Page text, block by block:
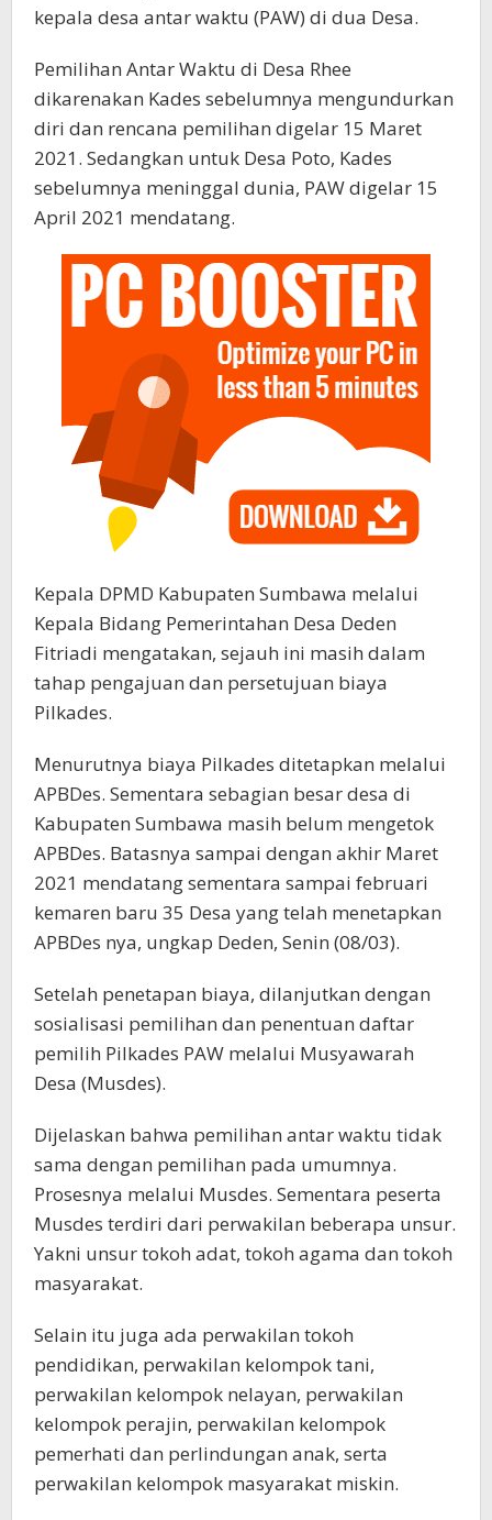
kepala desa antar waktu (PAW) di dua Desa.
Pemilihan Antar Waktu di Desa Rhee
dikarenakan Kades sebelumnya mengundurkan
diri dan rencana pemilihan digelar 15 Maret
2021. Sedangkan untuk Desa Poto, Kades
sebelumnya meninggal dunia, PAW digelar 15
April 2021 mendatang.
Kepala DPMD Kabupaten Sumbawa melalui
Kepala Bidang Pemerintahan Desa Deden
Fitriadi mengatakan, sejauh ini masih dalam
tahap pengajuan dan persetujuan biaya
Pilkades.
Menurutnya biaya Pilkades ditetapkan melalui
APBDes. Sementara sebagian besar desa di
Kabupaten Sumbawa masih belum mengetok
APBDes. Batasnya sampai dengan akhir Maret
2021 mendatang sementara sampai februari
kemaren baru 35 Desa yang telah menetapkan
APBDes nya, ungkap Deden, Senin (08/03).
Setelah penetapan biaya, dilanjutkan dengan
sosialisasi pemilihan dan penentuan daftar
pemilih Pilkades PAW melalui Musyawarah
Desa (Musdes).
Dijelaskan bahwa pemilihan antar waktu tidak
sama dengan pemilihan pada umumnya.
Prosesnya melalui Musdes. Sementara peserta
Musdes terdiri dari perwakilan beberapa unsur.
Yakni unsur tokoh adat, tokoh agama dan tokoh
masyarakat.
Selain itu juga ada perwakilan tokoh
pendidikan, perwakilan kelompok tani,
perwakilan kelompok nelayan, perwakilan
kelompok perajin, perwakilan kelompok
pemerhati dan perlindungan anak, serta
perwakilan kelompok masyarakat miskin.